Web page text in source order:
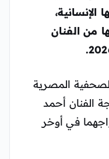
الإنسانية،
من الفنان
المصرية
زوجة الفنان أحمد
في أوخر